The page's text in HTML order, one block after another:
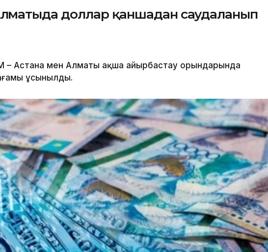
доллар қаншадан саудаланып
– Астана мен Алматы ақша айырбастау орындарында
ұсынылды.